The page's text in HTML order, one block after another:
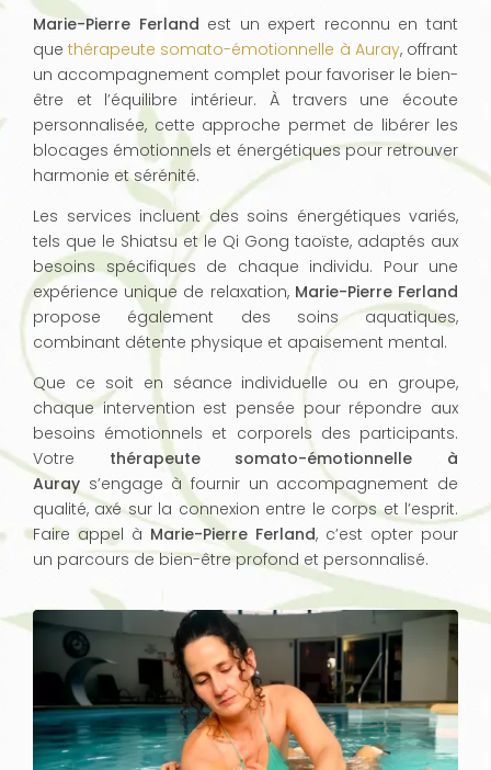
Marie-Pierre Ferland est un expert reconnu en tant
quethérapeute somato-émotionnelle à Auray, offrant
un accompagnement complet pour favoriser le bien-
être et l’équilibre intérieur. À travers une écoute
personnalisée, cette approche permet de libérer les
blocages émotionnels et énergétiques pour retrouver
harmonie et sérénité.
Les services incluent des soins énergétiques variés,
tels que le Shiatsu et le Qi Gong taoïste, adaptés aux
besoins spécifiques de chaque individu. Pour une
expérience unique de relaxation, Marie-Pierre Ferland
propose également des soins aquatiques,
combinant détente physique et apaisement mental.
Que ce soit en séance individuelle ou en groupe,
chaque intervention est pensée pour répondre aux
besoins émotionnels et corporels des participants.
Votre thérapeute somato-émotionnelle à
Auray s’engage à fournir un accompagnement de
qualité, axé sur la connexion entre le corps et l’esprit.
Faire appel à Marie-Pierre Ferland, c’est opter pour
un parcours de bien-être profond et personnalisé.